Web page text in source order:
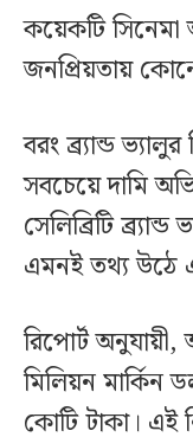
কয়েকটি
জনপ্রিয়তায়
বরং ব্র্যান্ড
সবচেয়ে দামি
সেলিব্রিটি
এমনই তথ্য উঠে
রিপোর্ট অনুযায়ী,
মিলিয়ন মার্কিন
কোটি টাকা। এই